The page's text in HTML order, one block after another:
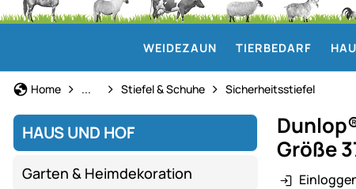
WEIDEZAUN TIERBEDARF
Home Arbeitskleidung & Schutzausrüstung
... Stiefel & Schuhe Sicherheitsstiefel
HAUS UND HOF
Garten & Heimdekoration
Größe